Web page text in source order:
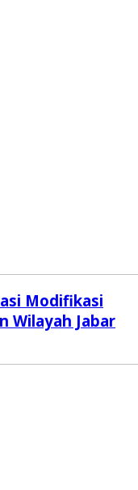
Modifikasi
Wilayah Jabar